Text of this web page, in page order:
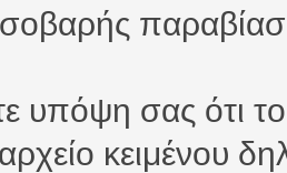
υπόψη σας ότι
κειμένου